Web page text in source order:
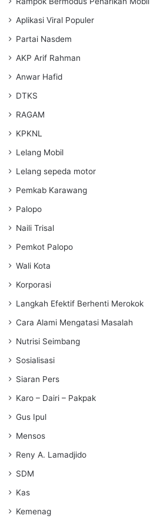
Aplikasi Viral Populer
Partai Nasdem
AKP Arif Rahman
Anwar Hafid
DTKS
RAGAM
KPKNL
Lelang Mobil
Lelang sepeda motor
Pemkab Karawang
Palopo
Naili Trisal
Pemkot Palopo
Wali Kota
Korporasi
Langkah Efektif Berhenti Merokok
Cara Alami Mengatasi Masalah
Nutrisi Seimbang
Sosialisasi
Siaran Pers
Karo – Dairi – Pakpak
Gus Ipul
Mensos
Reny A. Lamadjido
SDM
Kas
Kemenag